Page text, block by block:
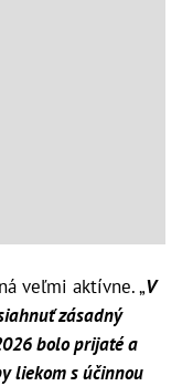
veľmi aktívne. „V
zásadný
bolo prijaté a
liekom s účinnou